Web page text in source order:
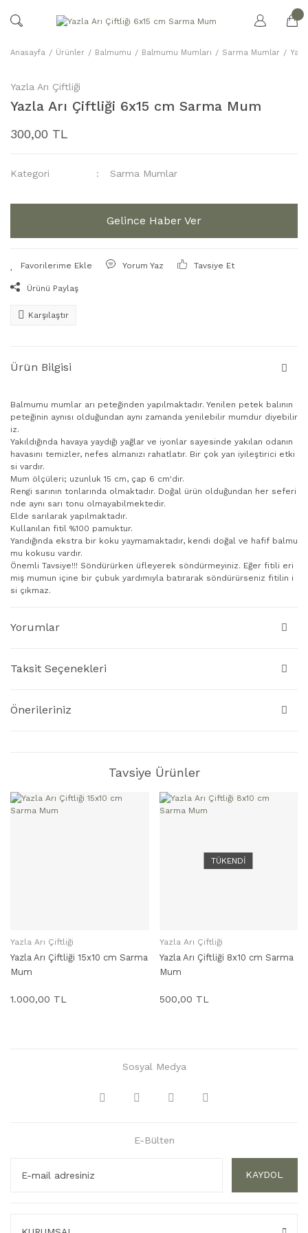
Anasayfa Ürünler Balmumu Balmumu Mumları Sarma Mumlar
Yazla Arı Çiftliği
Yazla Arı Çiftliği 6x15 cm Sarma Mum
300,00 TL
Kategori Sarma Mumlar
Gelince Haber Ver
Yorum Yaz Tavsiye Et
Ürünü Paylaş
Karşılaştır
Ürün Bilgisi
Balmumu mumlar arı peteğinden yapılmaktadır. Yenilen petek balının
peteğinin aynısı olduğundan aynı zamanda yenilebilir mumdur diyebilir
iz.
Yakıldığında havaya yaydığı yağlar ve iyonlar sayesinde yakılan odanın
havasını temizler, nefes almanızı rahatlatır. Bir çok yan iyileştirici etki
si vardır.
Mum ölçüleri; uzunluk 15 cm, çap 6 cm'dir.
Rengi sarının tonlarında olmaktadır. Doğal ürün olduğundan her seferi
nde aynı sarı tonu olmayabilmektedir.
Elde sarılarak yapılmaktadır.
Kullanılan fitil %100 pamuktur.
Yandığında ekstra bir koku yaymamaktadır, kendi doğal ve hafif balmu
mu kokusu vardır.
Önemli Tavsiye!!! Söndürürken üfleyerek söndürmeyiniz. Eğer fitili eri
miş mumun içine bir çubuk yardımıyla batırarak söndürürseniz fitilin i
si çıkmaz.
Yorumlar
Taksit Seçenekleri
Önerileriniz
Tavsiye Ürünler
SEPETE EKLE
Yazla Arı Çiftliği
Yazla Arı Çiftliği 15x10 cm Sarma
Mum
1.000,00 TL
TÜKENDİ
STOKTA YOK
Yazla Arı Çiftliği
Yazla Arı Çiftliği 8x10 cm Sarma
Mum
500,00 TL
Sosyal Medya
E-Bülten
KAYDOL